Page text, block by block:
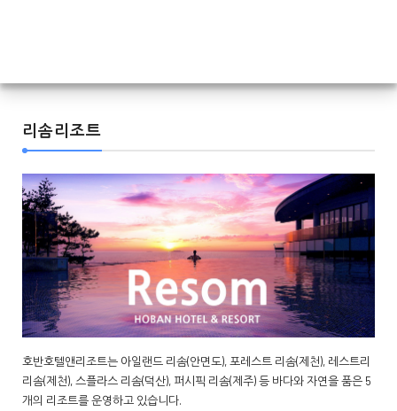
리솜리조트
호반호텔앤리조트는 아일랜드 리솜(안면도), 포레스트 리솜(제천), 레스트리
리솜(제천), 스플라스 리솜(덕산), 퍼시픽 리솜(제주) 등 바다와 자연을 품은 5
개의 리조트를 운영하고 있습니다.